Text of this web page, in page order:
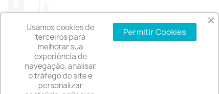
A EMPRESA
INFORMAÇÃO DA LOJA
Usamos cookies de
terceiros para
melhorar sua
experiência de
navegação, analisar
o tráfego do site e
personalizar
Permitir Cookies